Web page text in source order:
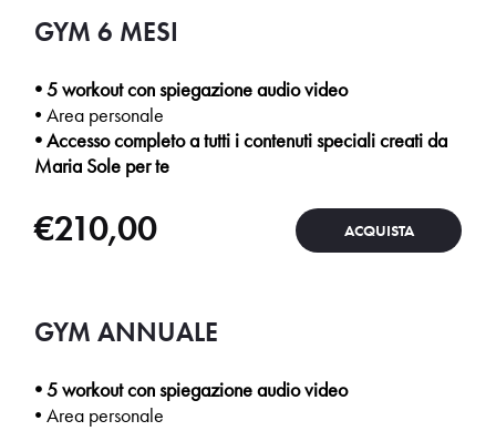
ACQUISTA
GYM 6 MESI
€210,00
• 5 workout con spiegazione audio video
• Area personale
• Accesso completo a tutti i contenuti speciali creati da
Maria Sole per te
GYM ANNUALE
• 5 workout con spiegazione audio video
• Area personale